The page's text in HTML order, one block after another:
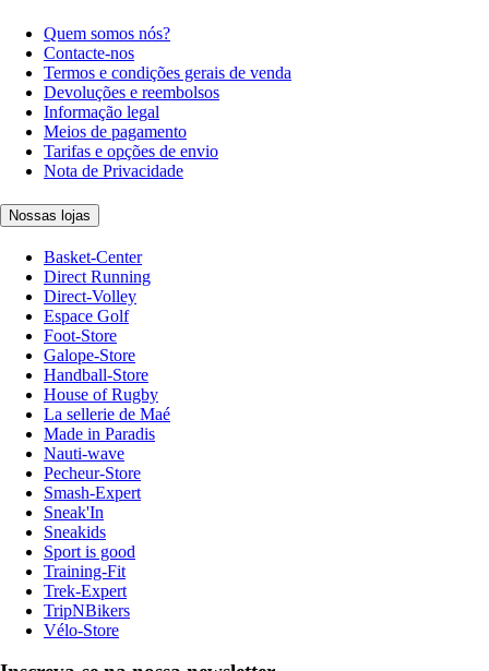
Quem somos nós?
Contacte-nos
Termos e condições gerais de venda
Devoluções e reembolsos
Informação legal
Meios de pagamento
Tarifas e opções de envio
Nota de Privacidade
Nossas lojas
Basket-Center
Direct Running
Direct-Volley
Espace Golf
Foot-Store
Galope-Store
Handball-Store
House of Rugby
La sellerie de Maé
Made in Paradis
Nauti-wave
Pecheur-Store
Smash-Expert
Sneak'In
Sneakids
Sport is good
Training-Fit
Trek-Expert
TripNBikers
Vélo-Store